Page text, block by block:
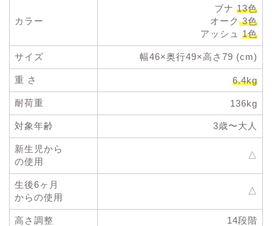
カラー
ブナ 13色
オーク3色
アッシュ 1色
サイズ 幅46×奥行49×高さ79 (cm)
重 さ 6.4kg
耐荷重 136kg
対象年齢 3歳〜大人
新生児から
の使用
△
生後6ヶ月
からの使用
△
高さ調整 14段階